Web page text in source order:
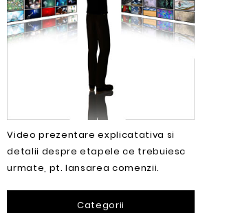
Video prezentare explicatativa si
detalii despre etapele ce trebuiesc
urmate, pt. lansarea comenzii.
Categorii